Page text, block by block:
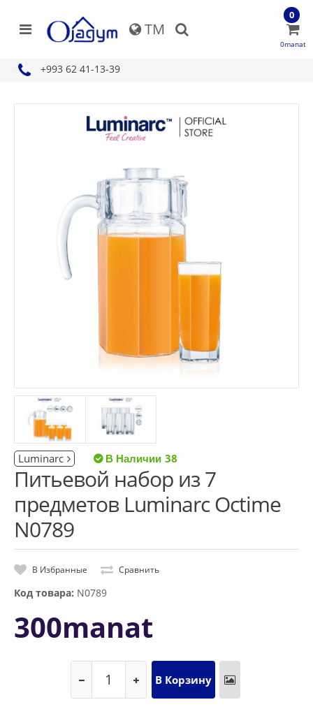
TM
+993 62 41-13-39
0
0manat
Luminarc 38
Питьевой набор из 7
предметов Luminarc Octime
N0789
В Избранные Сравнить
Код товара: N0789
300manat